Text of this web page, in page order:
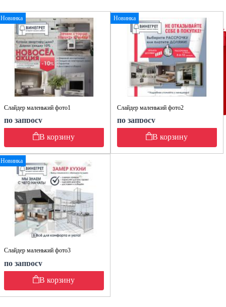
Новинка
Слайдер маленький фото1
по запросу
В корзину
Новинка
Слайдер маленький фото2
по запросу
В корзину
Новинка
Слайдер маленький фото3
по запросу
В корзину